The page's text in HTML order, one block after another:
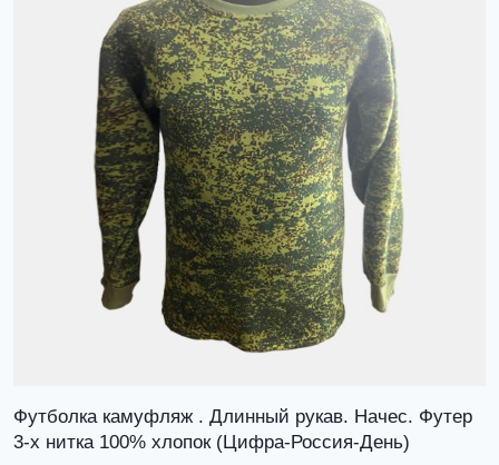
Футболка камуфляж . Длинный рукав. Начес. Футер
3-х нитка 100% хлопок (Цифра-Россия-День)